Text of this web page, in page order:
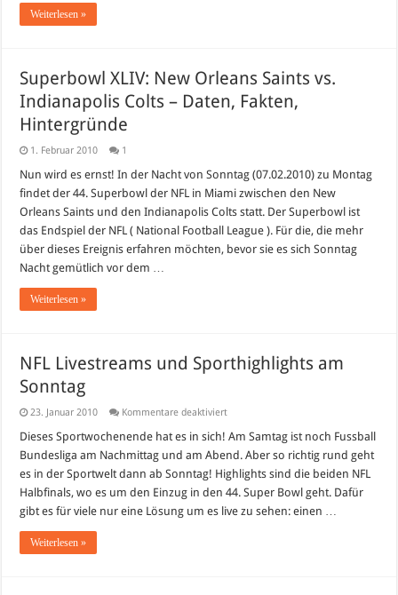
Weiterlesen »
Superbowl XLIV: New Orleans Saints vs.
Indianapolis Colts – Daten, Fakten,
Hintergründe
1. Februar 2010 1
Nun wird es ernst! In der Nacht von Sonntag (07.02.2010) zu Montag
findet der 44. Superbowl der NFL in Miami zwischen den New
Orleans Saints und den Indianapolis Colts statt. Der Superbowl ist
das Endspiel der NFL ( National Football League ). Für die, die mehr
über dieses Ereignis erfahren möchten, bevor sie es sich Sonntag
Nacht gemütlich vor dem …
Weiterlesen »
NFL Livestreams und Sporthighlights am
Sonntag
23. Januar 2010 Kommentare deaktiviertfür
Livestreams
Sporthighlights
am
Sonntag
Dieses Sportwochenende hat es in sich! Am Samtag ist noch Fussball
Bundesliga am Nachmittag und am Abend. Aber so richtig rund geht
es in der Sportwelt dann ab Sonntag! Highlights sind die beiden NFL
Halbfinals, wo es um den Einzug in den 44. Super Bowl geht. Dafür
gibt es für viele nur eine Lösung um es live zu sehen: einen …
Weiterlesen »